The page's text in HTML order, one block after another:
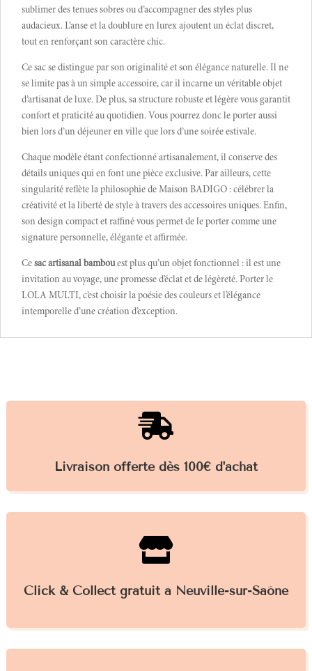
sublimer des tenues sobres ou d’accompagner des styles plus
audacieux. L’anse et la doublure en lurex ajoutent un éclat discret,
tout en renforçant son caractère chic.
Ce sac se distingue par son originalité et son élégance naturelle. Il ne
se limite pas à un simple accessoire, car il incarne un véritable objet
d’artisanat de luxe. De plus, sa structure robuste et légère vous garantit
confort et praticité au quotidien. Vous pourrez donc le porter aussi
bien lors d’un déjeuner en ville que lors d’une soirée estivale.
Chaque modèle étant confectionné artisanalement, il conserve des
détails uniques qui en font une pièce exclusive. Par ailleurs, cette
singularité reflète la philosophie de Maison BADIGO : célébrer la
créativité et la liberté de style à travers des accessoires uniques. Enfin,
son design compact et raffiné vous permet de le porter comme une
signature personnelle, élégante et affirmée.
Ce sac artisanal bambouest plus qu’un objet fonctionnel : il est une
invitation au voyage, une promesse d’éclat et de légèreté. Porter le
LOLA MULTI, c’est choisir la poésie des couleurs et l’élégance
intemporelle d’une création d’exception.

Livraison offerte dès 100€ d'achat

Click & Collect gratuit à Neuville-sur-Saône